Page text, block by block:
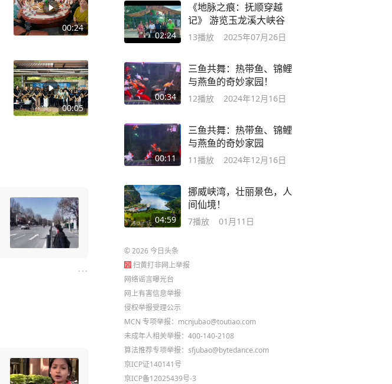
00:24
00:05
02:24
《地脉之痕：抚顺穿越
记》 游览玉龙溪大峡谷
13播放 2025年07月26日
00:34
三鱼共舞：热带鱼、锦鲤
与燕鱼的奇妙家园！
12播放 2024年12月16日
00:11
三鱼共舞：热带鱼、锦鲤
与燕鱼的奇妙家园
11播放 2024年12月16日
04:59
挪威峡湾，壮丽景色，人
间仙境！
7播放 01月11日
©2026今日头条
扫黄打非网上举报
网络谣言曝光台
网上有害信息举报
侵权举报受理公示
MCN 专项举报：mcnjubao@toutiao.com
未成年人相关举报：400-140-2108
算法推荐专项举报：sfjubao@bytedance.com
京ICP证140141号
京ICP备12025439号-3